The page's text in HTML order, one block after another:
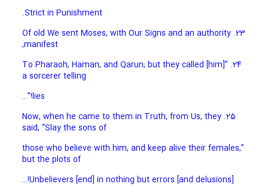
Strict in Punishment.
23. Of old We sent Moses, with Our Signs and an authority
manifest,
24. To Pharaoh, Haman, and Qarun; but they called [him]”
a sorcerer telling
lies!”…
25. Now, when he came to them in Truth, from Us, they
said, “Slay the sons of
those who believe with him, and keep alive their females,”
but the plots of
Unbelievers [end] in nothing but errors [and delusions]!…